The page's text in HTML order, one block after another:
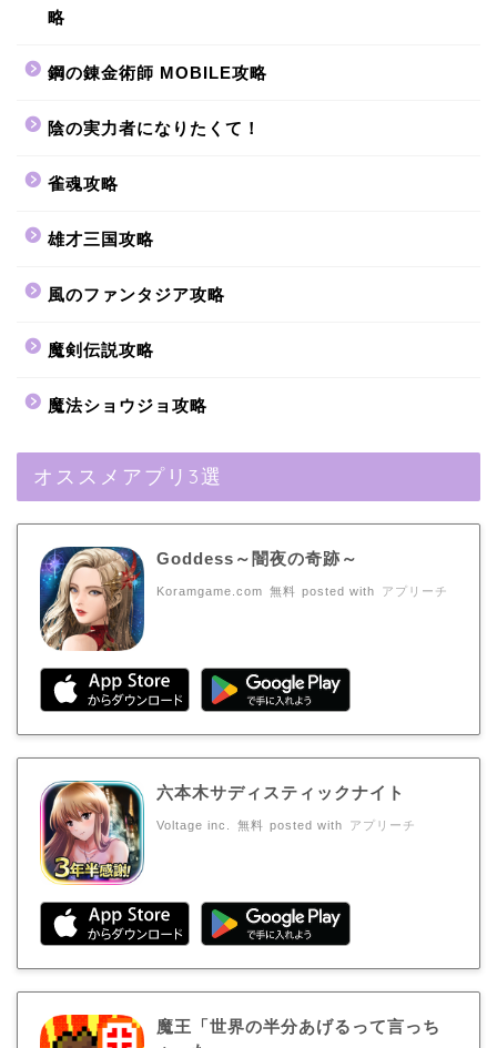
略
鋼の錬金術師 MOBILE攻略
陰の実力者になりたくて！
雀魂攻略
雄才三国攻略
風のファンタジア攻略
魔剣伝説攻略
魔法ショウジョ攻略
オススメアプリ3選
Goddess～闇夜の奇跡～
Koramgame.com 無料 posted with アプリーチ
六本木サディスティックナイト
Voltage inc. 無料 posted with アプリーチ
魔王「世界の半分あげるって言っち